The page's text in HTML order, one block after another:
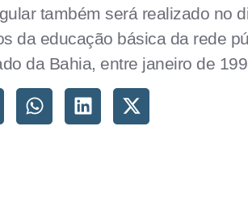
também será realizado no
da educação básica da rede
da Bahia, entre janeiro de